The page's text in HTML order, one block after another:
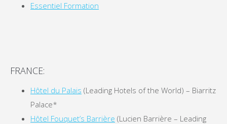
Essentiel Formation
FRANCE:
Hôtel du Palais (Leading Hotels of the World) – Biarritz
Palace*
Hôtel Fouquet’s Barrière (Lucien Barrière – Leading